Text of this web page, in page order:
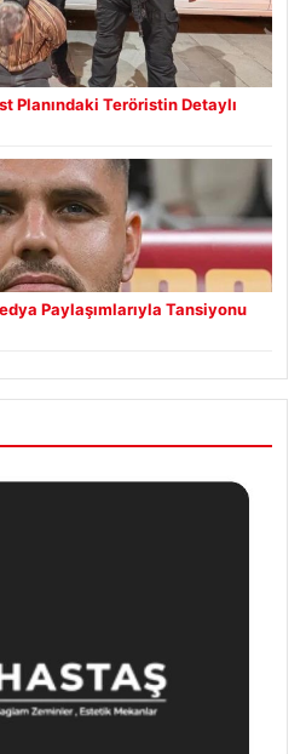
Planındaki Teröristin Detaylı
Paylaşımlarıyla Tansiyonu